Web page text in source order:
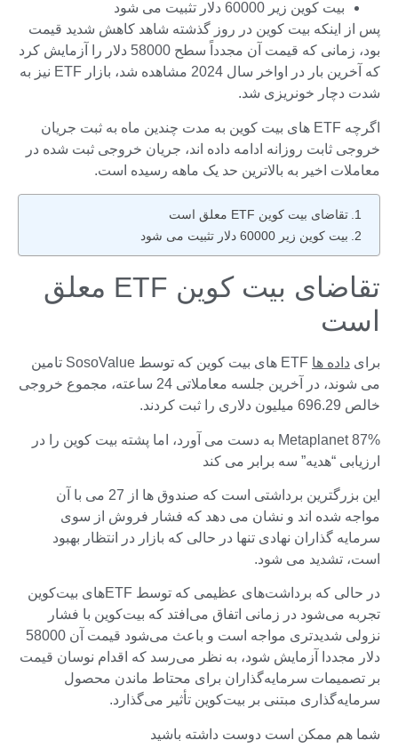
بیت کوین زیر 60000 دلار تثبیت می شود
پس از اینکه بیت کوین در روز گذشته شاهد کاهش شدید قیمت
بود، زمانی که قیمت آن مجدداً سطح 58000 دلار را آزمایش کرد
که آخرین بار در اواخر سال 2024 مشاهده شد، بازار ETF نیز به
شدت دچار خونریزی شد.
اگرچه ETF های بیت کوین به مدت چندین ماه به ثبت جریان
خروجی ثابت روزانه ادامه داده اند، جریان خروجی ثبت شده در
معاملات اخیر به بالاترین حد یک ماهه رسیده است.
تقاضای بیت کوین ETF معلق است
بیت کوین زیر 60000 دلار تثبیت می شود
تقاضای بیت کوین ETF معلق
است
برای داده ها
ETF های بیت کوین که توسط SosoValue تامین
می شوند، در آخرین جلسه معاملاتی 24 ساعته، مجموع خروجی
خالص 696.29 میلیون دلاری را ثبت کردند.
Metaplanet 87% به دست می آورد، اما پشته بیت کوین را در
ارزیابی “هدیه” سه برابر می کند
این بزرگترین برداشتی است که صندوق ها از 27 می با آن
مواجه شده اند و نشان می دهد که فشار فروش از سوی
سرمایه گذاران نهادی تنها در حالی که بازار در انتظار بهبود
است، تشدید می شود.
در حالی که برداشت‌های عظیمی که توسط ETF‌های بیت‌کوین
تجربه می‌شود در زمانی اتفاق می‌افتد که بیت‌کوین با فشار
نزولی شدیدتری مواجه است و باعث می‌شود قیمت آن 58000
دلار مجددا آزمایش شود، به نظر می‌رسد که اقدام نوسان قیمت
بر تصمیمات سرمایه‌گذاران برای محتاط ماندن محصول
سرمایه‌گذاری مبتنی بر بیت‌کوین تأثیر می‌گذارد.
شما هم ممکن است دوست داشته باشید